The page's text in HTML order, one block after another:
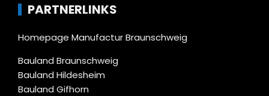
PARTNERLINKS
Homepage Manufactur Braunschweig
Bauland Braunschweig
Bauland Hildesheim
Bauland Gifhorn